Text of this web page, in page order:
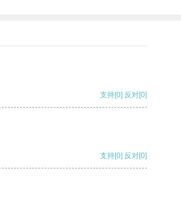
支持[0] 反对[0]
支持[0] 反对[0]